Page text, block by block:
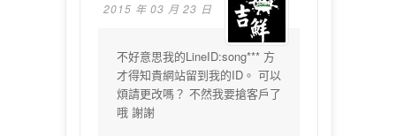
2015 年 03 月 23 日
不好意思我的LineID:song*** 方
才得知貴網站留到我的ID。 可以
煩請更改嗎？ 不然我要搶客戶了
哦 謝謝